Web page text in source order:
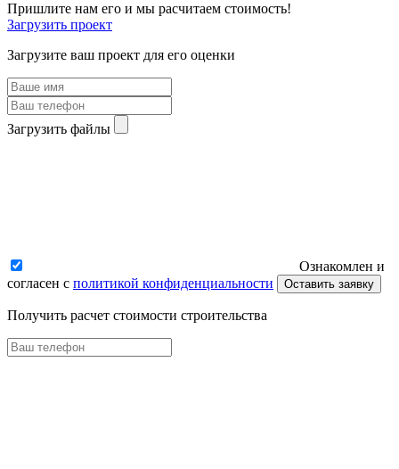
Пришлите нам его и мы расчитаем стоимость!
Загрузить проект
Загрузите ваш проект для его оценки
Загрузить файлы
Ознакомлен и
согласен с политикой конфиденциальности Оставить заявку
Получить расчет стоимости строительства